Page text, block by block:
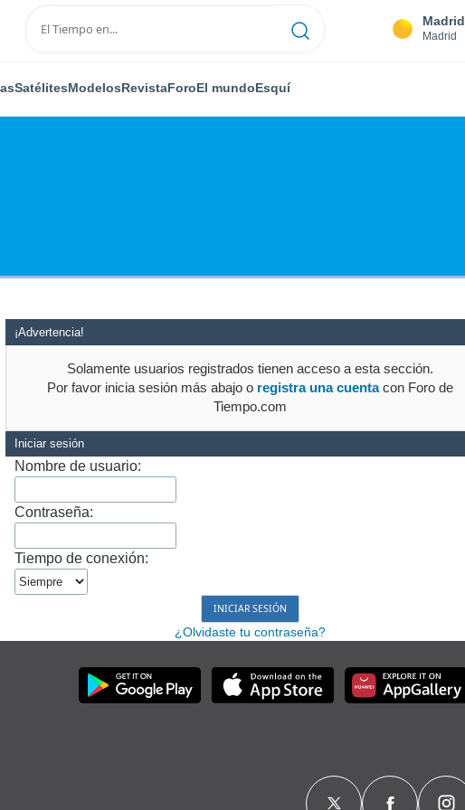
Madrid
Madrid
SatélitesModelosRevistaForoEl mundoEsquí
¡Advertencia!
Solamente usuarios registrados tienen acceso a esta sección.
Por favor inicia sesión más abajo o registra una cuentacon Foro de
Tiempo.com
Iniciar sesión
Nombre de usuario:
Contraseña:
Tiempo de conexión:
¿Olvidaste tu contraseña?